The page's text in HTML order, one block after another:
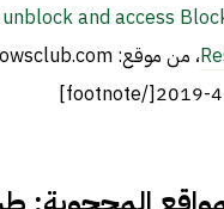
and access